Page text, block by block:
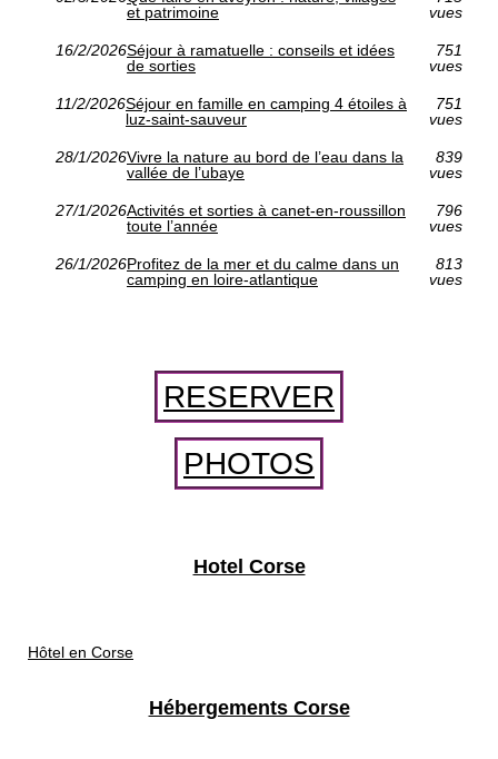
et patrimoine
vues
16/2/2026Séjour à ramatuelle : conseils et idées
de sorties
751
vues
11/2/2026Séjour en famille en camping 4 étoiles à
luz-saint-sauveur
751
vues
28/1/2026Vivre la nature au bord de l’eau dans la
vallée de l’ubaye
839
vues
27/1/2026Activités et sorties à canet-en-roussillon
toute l’année
796
vues
26/1/2026Profitez de la mer et du calme dans un
camping en loire-atlantique
813
vues
RESERVER
PHOTOS
Hotel Corse
Hôtel en Corse
Hébergements Corse